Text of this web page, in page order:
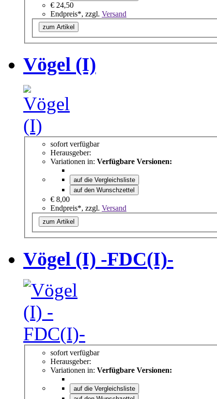
€ 24,50
Endpreis*, zzgl. Versand
zum Artikel
Vögel (I)
sofort verfügbar
Herausgeber:
Variationen in: Verfügbare Versionen:
auf die Vergleichsliste
auf den Wunschzettel
€ 8,00
Endpreis*, zzgl. Versand
zum Artikel
Vögel (I) -FDC(I)-
sofort verfügbar
Herausgeber:
Variationen in: Verfügbare Versionen:
auf die Vergleichsliste